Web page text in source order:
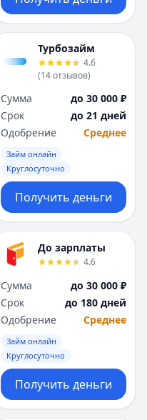
Челябинск
Чита
Я
Ярославль
Вся Россия
Челябинск
Чита
Я
Ярославль
Вся Россия
Турбозайм
4.6
(14отзывов)
Сумма
до 30 000 ₽
Срок
до 21 дней
Одобрение
Среднее
Займ онлайн
Круглосуточно
Получить деньги
До зарплаты
4.6
Сумма
до 30 000 ₽
Срок
до 180 дней
Одобрение
Среднее
Займ онлайн
Круглосуточно
Получить деньги